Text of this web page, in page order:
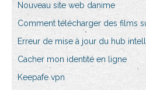
Nouveau site web danime
Comment télécharger des films
Erreur de mise à jour du hub
Cacher mon identité en ligne
Keepafe vpn